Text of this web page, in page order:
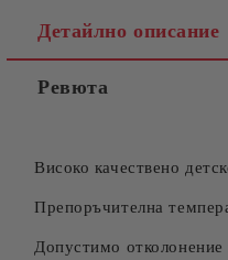
Детайлно описание
Ревюта
Високо качествено
Препоръчителна
Допустимо